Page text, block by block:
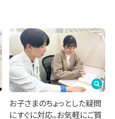
お子さまのちょっとした疑問
にすぐに対応。お気軽にご質